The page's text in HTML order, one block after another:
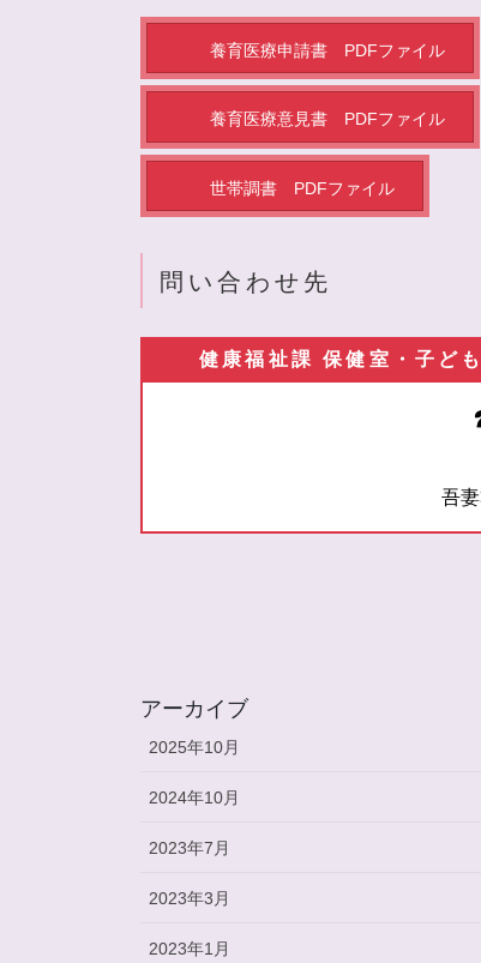
養育医療申請書 PDFファイル
養育医療意見書 PDFファイル
世帯調書 PDFファイル
問い合わせ先
健康福祉課 保健室・子ど
吾
アーカイブ
2025年10月
2024年10月
2023年7月
2023年3月
2023年1月